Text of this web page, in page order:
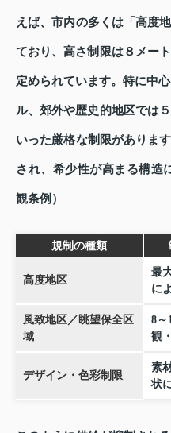
えば、市内の多くは「高度
ており、高さ制限は８メー
定められています。特に中
ル、郊外や歴史的地区では
いった厳格な制限がありま
され、希少性が高まる構造
観条例）
規制の種類
高度地区
最
に
風致地区／眺望保全区
域
8～
観
デザイン・色彩制限
素
状